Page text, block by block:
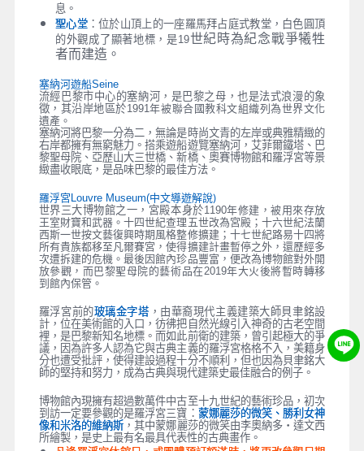
息。
聖心堂：位於山頂上的一座羅馬拜占庭式教堂，白色圓頂
的外觀成了顯著地標，是19世紀時為紀念戰爭犧牲
者而建造。
塞納河遊船Seine
流經巴黎市中心的塞納河，是巴黎之母，也是法式浪漫的象
徵，其沿岸地區於1991年被聯合國教科文組織列為世界文化
遺產。
塞納河將巴黎一分為二，無論是時尚文青的左岸或典雅精緻的
右岸都擁有無窮魅力。搭乘遊船遊覽塞納河，艾菲爾鐵塔、巴
黎聖母院、亞歷山大三世橋、新橋、奧賽博物館和羅浮宮等景
緻盡收眼底，是品味巴黎的最佳方法。
羅浮宮Louvre Museum(中文導遊解說)
世界三大博物館之一，宮殿本身於1190年修建，被用來存放
王室財寶和武器。十四世紀查理五世改為宮殿；十六世紀法蘭
西斯一世按文藝復興時期風格整修擴建；十七世紀路易十四將
所有貴族都移至凡爾賽宮，使得擴建計畫暫停之外，還歷經多
次遭拆建的危機。最後因館內珍品豐富，便改為博物館對外開
放參觀，而巴黎聖母院的藝術品在2019年大火後將暫時轉移
到館內保管。
羅浮宮前的玻璃金字塔 ，由華裔現代主義建築大師貝聿銘設
計，位在美術館的入口，彷彿把自然光線引入神奇的古老空間
裡，是巴黎新知名地標。而如此前衛的建築，曾引起極大的爭
議，因為許多人認為它與古典主義的羅浮宮格格不入，美籍身
分也遭受批評，使得建設過程十分不順利，但也因為貝聿銘大
師的堅持和努力，成為古典與現代建築史最佳融合的例子。
博物館內現擁有超過數萬件中古至十九世紀的藝術珍品，初次
到訪一定要參觀的是羅浮宮三寶： 蒙娜麗莎的微笑、勝利女神
像和米洛的維納斯 ，其中蒙娜麗莎的微笑由李奧納多‧達文西
所繪製，是史上最有名最具代表性的古典畫作。